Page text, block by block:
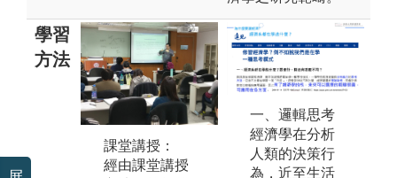
學習
方法
課堂講授：
經由課堂講授
數據分析：
經濟學涉及諸
多相關資料，
一、邏輯思考
經濟學在分析
人類的決策行
為，近至生活